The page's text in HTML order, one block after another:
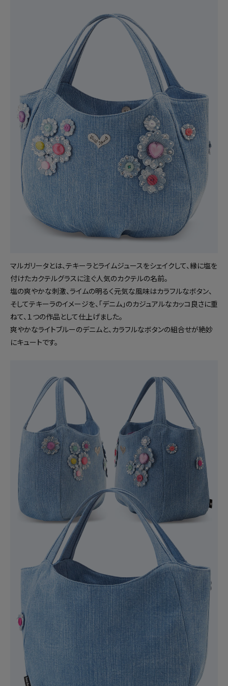
マルガリータとは、テキーラとライムジュースをシェイクして、縁に塩を
付けたカクテルグラスに注ぐ人気のカクテルの名前。
塩の爽やかな刺激、ライムの明るく元気な風味はカラフルなボタン、
そしてテキーラのイメージを、「デニム」のカジュアルなカッコ良さに重
ねて、１つの作品として仕上げました。
爽やかなライトブルーのデニムと、カラフルなボタンの組合せが絶妙
にキュートです。